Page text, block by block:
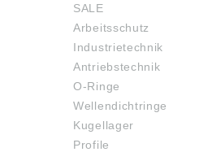
SALE
Arbeitsschutz
Industrietechnik
Antriebstechnik
O-Ringe
Wellendichtringe
Kugellager
Profile